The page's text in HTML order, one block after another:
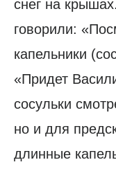
снег на
говорили:
капельники
«Придет
сосульки
но и для
длинные